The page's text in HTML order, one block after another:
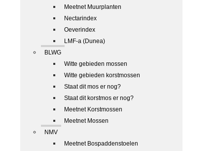
Meetnet Muurplanten
Nectarindex
Oeverindex
LMF-a (Dunea)
BLWG
Witte gebieden mossen
Witte gebieden korstmossen
Staat dit mos er nog?
Staat dit korstmos er nog?
Meetnet Korstmossen
Meetnet Mossen
NMV
Meetnet Bospaddenstoelen